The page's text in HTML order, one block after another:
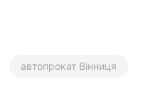
автопрокат Вінниця